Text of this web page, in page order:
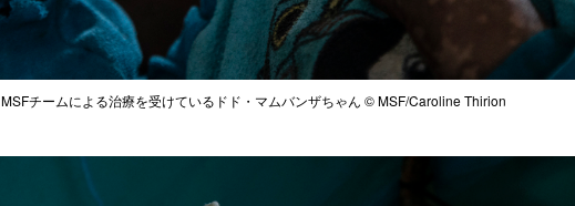
MSFチームによる治療を受けているドド・マムバンザちゃん © MSF/Caroline Thirion